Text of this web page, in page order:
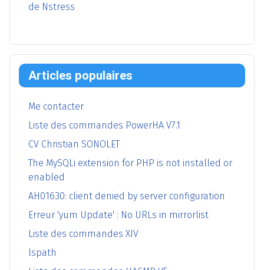
de Nstress
Articles populaires
Me contacter
Liste des commandes PowerHA V7.1
CV Christian SONOLET
The MySQLi extension for PHP is not installed or
enabled
AH01630: client denied by server configuration
Erreur 'yum Update' : No URLs in mirrorlist
Liste des commandes XIV
lspath